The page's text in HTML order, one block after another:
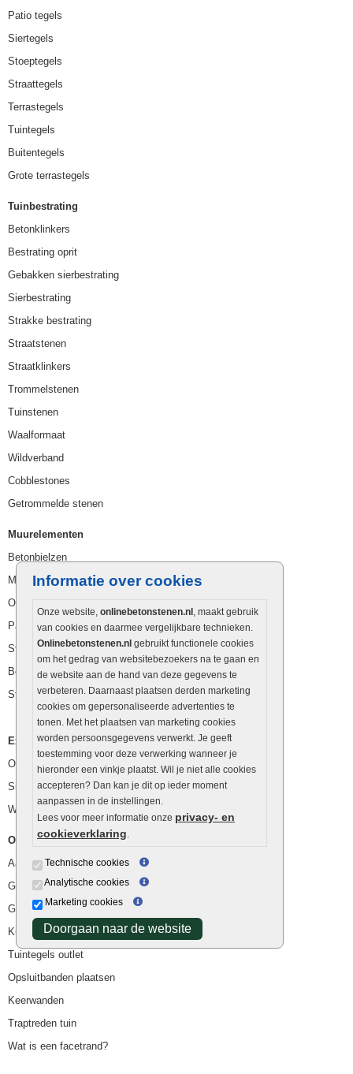
Informatie over cookies
Onze website, onlinebetonstenen.nl , maakt gebruik
van cookies en daarmee vergelijkbare technieken.
Onlinebetonstenen.nl gebruikt functionele cookies
om het gedrag van websitebezoekers na te gaan en
de website aan de hand van deze gegevens te
verbeteren. Daarnaast plaatsen derden marketing
cookies om gepersonaliseerde advertenties te
tonen. Met het plaatsen van marketing cookies
worden persoonsgegevens verwerkt. Je geeft
toestemming voor deze verwerking wanneer je
hieronder een vinkje plaatst. Wil je niet alle cookies
accepteren? Dan kan je dit op ieder moment
aanpassen in de instellingen.
Lees voor meer informatie onze privacy- en
cookieverklaring.
Technische cookies
Analytische cookies
Marketing cookies
Doorgaan naar de website
Patio tegels
Siertegels
Stoeptegels
Straattegels
Terrastegels
Tuintegels
Buitentegels
Grote terrastegels
Tuinbestrating
Betonklinkers
Bestrating oprit
Gebakken sierbestrating
Sierbestrating
Strakke bestrating
Straatstenen
Straatklinkers
Trommelstenen
Tuinstenen
Waalformaat
Wildverband
Cobblestones
Getrommelde stenen
Muurelementen
Betonbielzen
Muurstenen
Opsluitbanden
Palissaden
Stapelblokken
Betonblokken
Stapelstenen
Extra benodigdheden
Ophoogzand
Siergrind en siersplit
Waterafvoer
Overig
Aanbiedingen
Goedkope bestrating
Goedkope tuintegels
Kunstgras
Tuintegels outlet
Opsluitbanden plaatsen
Keerwanden
Traptreden tuin
Wat is een facetrand?